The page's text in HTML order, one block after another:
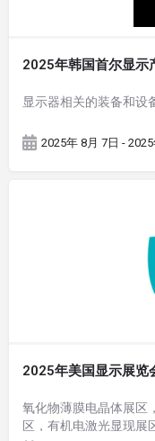
2025年韩国首尔显示
显示器相关的装备和设
2025年 8月 7日 - 2025
2025年美国显示展览
氧化物薄膜电晶体展区
区，有机电激光显现展